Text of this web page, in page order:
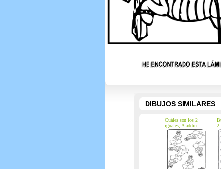
DIBUJOS SIMILARES
Cuáles son los 2
iguales, Aladdin
2